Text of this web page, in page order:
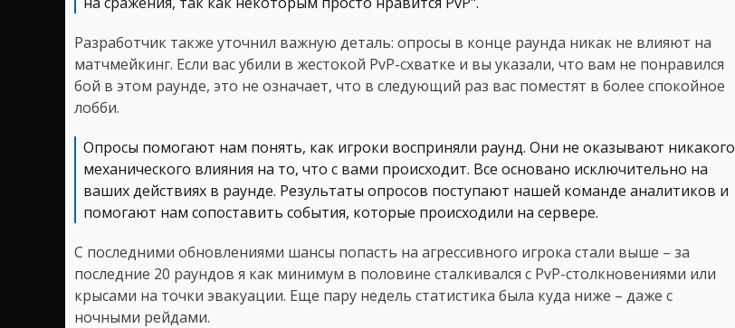
Разработчик также уточнил важную деталь: опросы в конце раунда никак не влияют на
матчмейкинг. Если вас убили в жестокой PvP-схватке и вы указали, что вам не понравился
бой в этом раунде, это не означает, что в следующий раз вас поместят в более спокойное
лобби.
Опросы помогают нам понять, как игроки восприняли раунд. Они не оказывают никакого
механического влияния на то, что с вами происходит. Все основано исключительно на
ваших действиях в раунде. Результаты опросов поступают нашей команде аналитиков и
помогают нам сопоставить события, которые происходили на сервере.
С последними обновлениями шансы попасть на агрессивного игрока стали выше – за
последние 20 раундов я как минимум в половине сталкивался с PvP-столкновениями или
крысами на точки эвакуации. Еще пару недель статистика была куда ниже – даже с
ночными рейдами.